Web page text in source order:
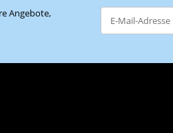
Angebote,